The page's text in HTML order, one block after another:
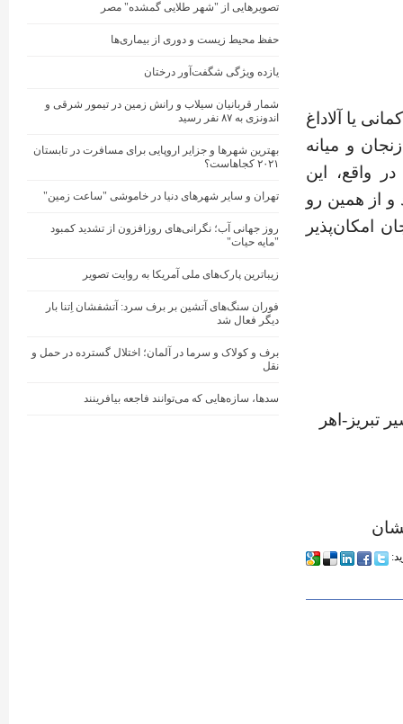
یا آلاداغ
و میانه
واقع، این
شده‌اند و از همین رو
امکان‌پذیر
تبریز-اهر
تصویرهایی از "شهر طلایی گمشده" مصر
حفظ محیط زیست و دوری از بیماری‌ها
یازده ویژگی شگفت‌آور درختان
شمار قربانیان سیلاب و رانش زمین در تیمور شرقی و
اندونزی به ۸۷ نفر رسید
بهترین شهرها و جزایر اروپایی برای مسافرت در تابستان
۲۰۲۱ کجاهاست؟
تهران و سایر شهرهای دنیا در خاموشی "ساعت زمین"
روز جهانی آب؛ نگرانی‌های روزافزون از تشدید کمبود
"مایه حیات"
زیباترین پارک‌های ملی آمریکا به روایت تصویر
فوران سنگ‌های آتشین بر برف سرد: آتشفشان اِتنا بار
دیگر فعال شد
برف و کولاک و سرما در آلمان؛ اختلال گسترده در حمل و
نقل
سدها، سازه‌هایی که می‌توانند فاجعه بیافرینند